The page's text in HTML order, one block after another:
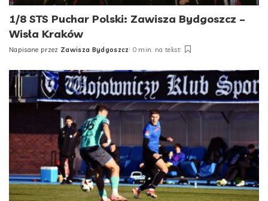
1/8 STS Puchar Polski: Zawisza Bydgoszcz –
Wisła Kraków
Posted
Napisane przez Zawisza Bydgoszcz 0 min. na tekst